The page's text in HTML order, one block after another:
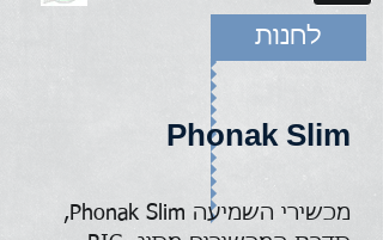
לחנות
Phonak Slim
מכשירי השמיעה Phonak Slim,